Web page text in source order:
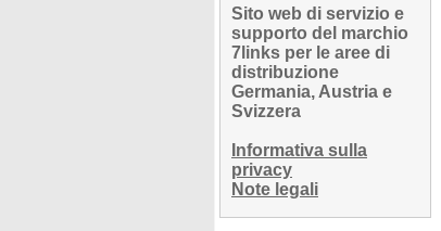
Sito web di servizio e
supporto del marchio
7links per le aree di
distribuzione
Germania, Austria e
Svizzera
Informativa sulla
privacy
Note legali